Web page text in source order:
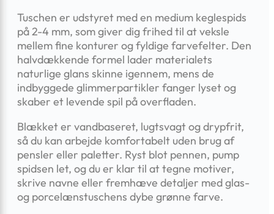
Tuschen er udstyret med en medium keglespids
på 2-4 mm, som giver dig frihed til at veksle
mellem fine konturer og fyldige farvefelter. Den
halvdækkende formel lader materialets
naturlige glans skinne igennem, mens de
indbyggede glimmerpartikler fanger lyset og
skaber et levende spil på overfladen.
Blækket er vandbaseret, lugtsvagt og drypfrit,
så du kan arbejde komfortabelt uden brug af
pensler eller paletter. Ryst blot pennen, pump
spidsen let, og du er klar til at tegne motiver,
skrive navne eller fremhæve detaljer med glas-
og porcelænstuschens dybe grønne farve.